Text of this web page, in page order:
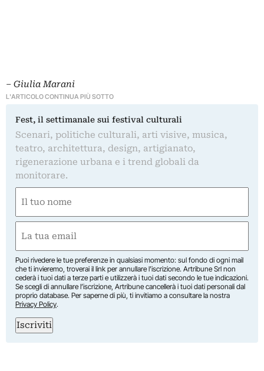
– Giulia Marani
L'ARTICOLO CONTINUA PIÙ SOTTO
Fest, il settimanale sui festival culturali
Scenari, politiche culturali, arti visive, musica,
teatro, architettura, design, artigianato,
rigenerazione urbana e i trend globali da
monitorare.
(Required)
First
(Required)
Puoi rivedere le tue preferenze in qualsiasi momento: sul fondo di ogni mail
che ti invieremo, troverai il link per annullare l’iscrizione. Artribune Srl non
cederà i tuoi dati a terze parti e utilizzerà i tuoi dati secondo le tue indicazioni.
Se scegli di annullare l’iscrizione, Artribune cancellerà i tuoi dati personali dal
proprio database. Per saperne di più, ti invitiamo a consultare la nostra
Privacy Policy.
Iscriviti